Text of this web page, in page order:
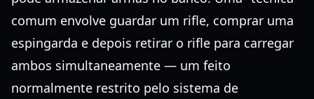
comum envolve guardar um rifle, comprar uma
espingarda e depois retirar o rifle para carregar
ambos simultaneamente — um feito
normalmente restrito pelo sistema de